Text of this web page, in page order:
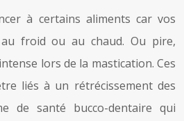
à certains aliments car vos
froid ou au chaud. Ou pire,
lors de la mastication. Ces
liés à un rétrécissement des
de santé bucco-dentaire qui